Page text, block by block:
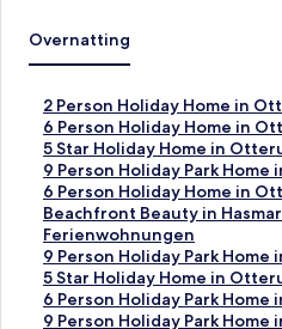
Overnatting
2 Person Holiday Home in
L
i
n
k
s
o
m
å
p
n
e
6 Person Holiday Home in
L
i
n
k
s
o
m
å
p
n
5 Star Holiday Home in
L
i
n
k
s
o
m
å
p
9 Person Holiday Park Home
L
i
n
k
s
o
m
å
6 Person Holiday Home in
L
i
n
k
s
o
m
Beachfront Beauty in
Ferienwohnungen
L
i
n
k
s
o
9 Person Holiday Park Home
L
i
n
k
5 Star Holiday Home in
L
i
n
6 Person Holiday Park Home
L
i9 Person Holiday Park Home
L